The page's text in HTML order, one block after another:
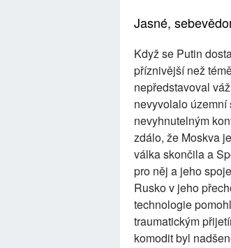
Jasné,
Když se Putin
příznivější než
nepředstavoval
nevyvolalo územní
nevyhnutelným
zdálo, že Moskva
válka skončila a
pro něj a jeho
Rusko v jeho
technologie
traumatickým
komodit byl